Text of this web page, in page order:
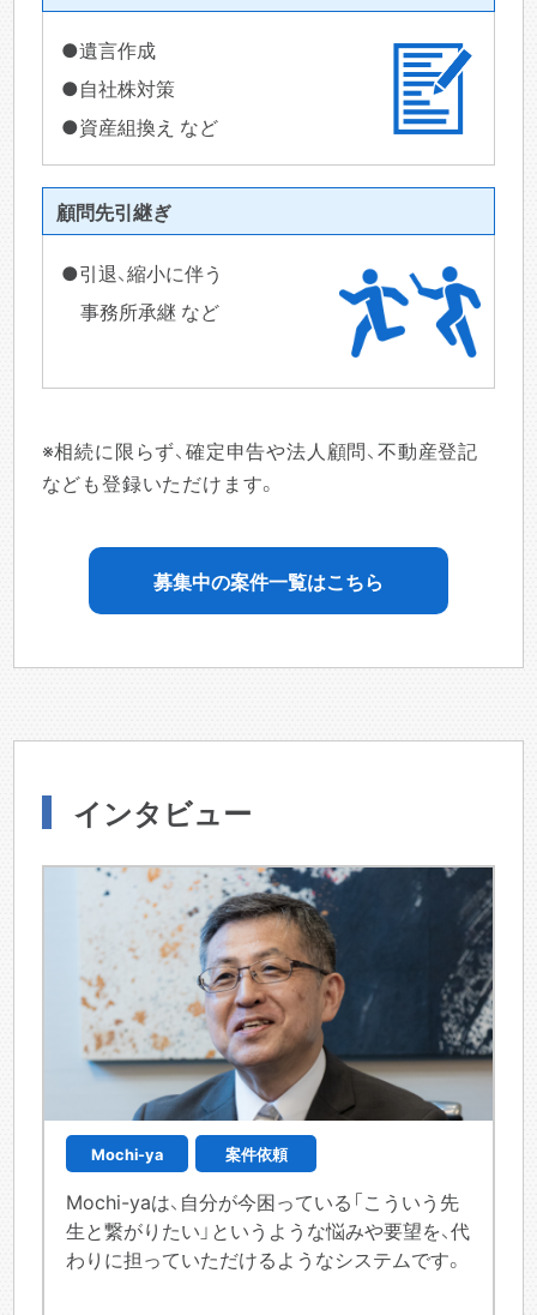
●遺言作成
●自社株対策
●資産組換え など
顧問先引継ぎ
●引退、縮小に伴う
事務所承継 など
※相続に限らず、確定申告や法人顧問、不動産登記
なども登録いただけます。
募集中の案件一覧はこちら
インタビュー
Mochi-ya 案件依頼
Mochi-yaは、自分が今困っている「こういう先
生と繋がりたい」というような悩みや要望を、代
わりに担っていただけるようなシステムです。